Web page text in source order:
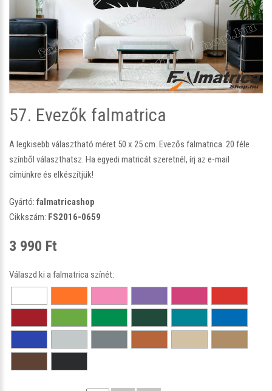
57. Evezők falmatrica
A legkisebb választható méret 50 x 25 cm. Evezős falmatrica. 20 féle
színből választhatsz. Ha egyedi matricát szeretnél, írj az e-mail
címünkre és elkészítjük!
Gyártó: falmatricashop
Cikkszám: FS2016-0659
3 990 Ft
Válaszd ki a falmatrica színét: